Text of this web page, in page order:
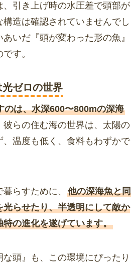
、引き上げ時の水圧差で頭部が
造は確認されていませんでし
いだ『頭が変わった形の魚』
す。
ゼロの世界
のは、水深600〜800mの深海
彼らの住む海の世界は、太陽の
温度も低く、食料もわずかで
らすために、 他の深海魚と同
らせたり、半透明にして敵か
の進化を遂げています。
頭』も、この環境にぴったり